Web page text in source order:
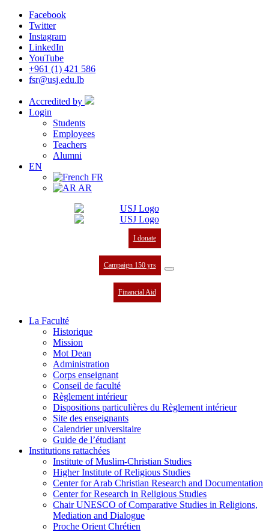
Facebook
Twitter
Instagram
LinkedIn
YouTube
+961 (1) 421 586
fsr@usj.edu.lb
Accredited by
Login
Students
Employees
Teachers
Alumni
EN
FR
AR
I donate
Campaign 150 yrs
Financial Aid
La Faculté
Historique
Mission
Mot Dean
Administration
Corps enseignant
Conseil de faculté
Règlement intérieur
Dispositions particulières du Règlement intérieur
Site des enseignants
Calendrier universitaire
Guide de l’étudiant
Institutions rattachées
Institute of Muslim-Christian Studies
Higher Institute of Religious Studies
Center for Arab Christian Research and Documentation
Center for Research in Religious Studies
Chair UNESCO of Comparative Studies in Religions,
Mediation and Dialogue
Proche Orient Chrétien